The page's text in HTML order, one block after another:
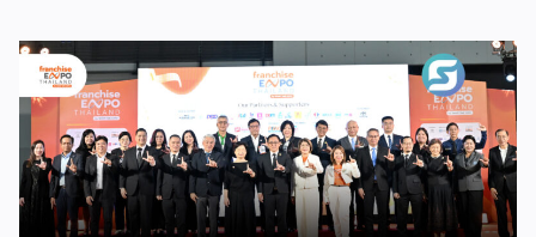
2026 ให้แก่ผู้ประกอบธุรกิจแฟรนไชส์ที่อยู่ในการส่งเสริมสนับสนุน
ของกรมฯ นายพูนพงษ์ นัยนาภากรณ์ อธิบดีกรมพัฒนาธุรกิจ
การค้า กระทรวงพาณิชย์ เปิดเผยภายหลังเป็นประธานเปิดงาน
“งานแฟรนไชส์ เอ็กซ์โป ไทยแลนด์ บาย สมาร์ท เอสเอ็มอี เอ็กซ์
โป (Franchise Expo Thailand by Smart SME Expo)” ซึ่ง
เป็นงานแสดงธุรกิจแฟรนไชส์ชั้นนำที่จัดขึ้นโดย บริษัท พีเอ็มจี
คอร์ปอเรชัน จำกัด เพื่อยกระดับศักยภาพของผู้ประกอบการและ
เจ้าของธุรกิจที่ต้องการขยายกิจการผ่านระบบแฟรนไชส์ […]